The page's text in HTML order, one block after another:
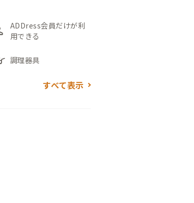
パクトながら使いや
ンライン会議にも適
いください。自炊派
イビイ）」がおすすめ
ADDress会員だけが利
用できる
調理器具
すべて表示